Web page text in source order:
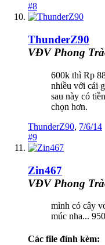
#8
ThunderZ90
VĐV Phong
600k thì Rp
nhiều với cái
sau này có
chọn hơn.
ThunderZ90, 7/6/14
#9
Zin467
VĐV Phong
mình có cây
múc nha...
Các file đính kèm: